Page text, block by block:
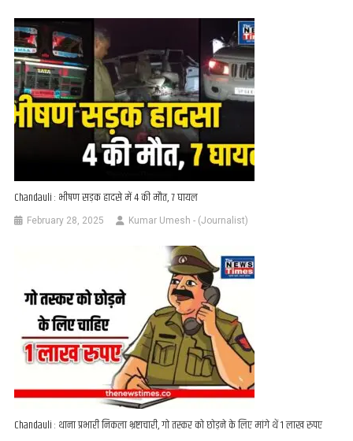
Chandauli : भीषण सड़क हादसे में 4 की मौत, 7 घायल
February 28, 2025 Kumar Umesh - (Journalist)
Chandauli : थाना प्रभारी निकला भ्रष्टाचारी, गो तस्कर को छोड़ने के लिए मांगे थें 1 लाख रुपए